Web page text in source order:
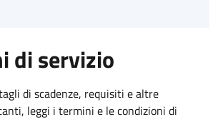
di servizio
di scadenze, requisiti e altre
leggi i termini e le condizioni di